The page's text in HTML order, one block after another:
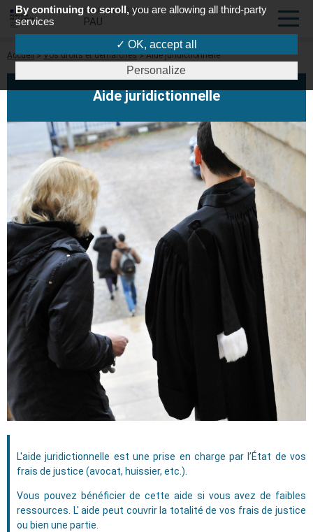
COUR D'APPEL DE
PAU
Fil
Accueil Vos droits et démarches Aide juridictionnelle
Aide juridictionnelle
L'aide juridictionnelle est une prise en charge par l’État de vos
frais de justice (avocat, huissier, etc.).
Vous pouvez bénéficier de cette aide si vous avez de faibles
ressources. L' aide peut couvrir la totalité de vos frais de justice
ou bien une partie.
By continuing to scroll, you are allowing all third-party
services
✓ OK, accept all
Personalize